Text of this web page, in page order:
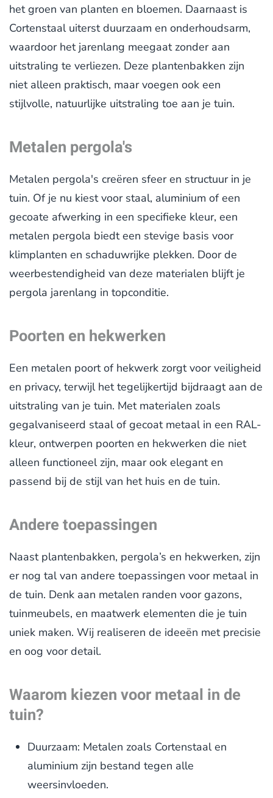
het groen van planten en bloemen. Daarnaast is
Cortenstaal uiterst duurzaam en onderhoudsarm,
waardoor het jarenlang meegaat zonder aan
uitstraling te verliezen. Deze plantenbakken zijn
niet alleen praktisch, maar voegen ook een
stijlvolle, natuurlijke uitstraling toe aan je tuin.
Metalen pergola's
Metalen pergola's creëren sfeer en structuur in je
tuin. Of je nu kiest voor staal, aluminium of een
gecoate afwerking in een specifieke kleur, een
metalen pergola biedt een stevige basis voor
klimplanten en schaduwrijke plekken. Door de
weerbestendigheid van deze materialen blijft je
pergola jarenlang in topconditie.
Poorten en hekwerken
Een metalen poort of hekwerk zorgt voor veiligheid
en privacy, terwijl het tegelijkertijd bijdraagt aan de
uitstraling van je tuin. Met materialen zoals
gegalvaniseerd staal of gecoat metaal in een RAL-
kleur, ontwerpen poorten en hekwerken die niet
alleen functioneel zijn, maar ook elegant en
passend bij de stijl van het huis en de tuin.
Andere toepassingen
Naast plantenbakken, pergola’s en hekwerken, zijn
er nog tal van andere toepassingen voor metaal in
de tuin. Denk aan metalen randen voor gazons,
tuinmeubels, en maatwerk elementen die je tuin
uniek maken. Wij realiseren de ideeën met precisie
en oog voor detail.
Waarom kiezen voor metaal in de
tuin?
Duurzaam: Metalen zoals Cortenstaal en
aluminium zijn bestand tegen alle
weersinvloeden.